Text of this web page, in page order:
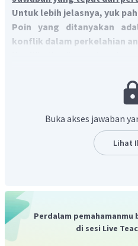
Untuk lebih jelasnya, yuk
Poin yang ditanyakan
konflik dalam perkelahian
menyingkirkan pihak lain
membuatnya tidak berdaya.
dan Adjudikasi, Stalemate
pertikaian antarkelompok
baik-baik (hukum harus
Jadi, jawaban yang tepat
Buka akses jawaban
Lihat
Perdalam pemahamanmu
di sesi Live